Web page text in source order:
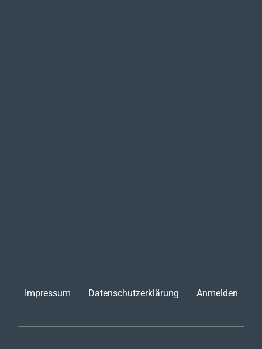
Impressum Datenschutzerklärung Anmelden